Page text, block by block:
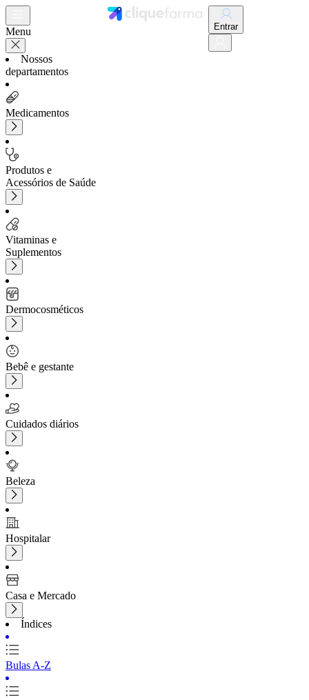
Menu
Nossos
departamentos
Medicamentos
Produtos e
Acessórios de Saúde
Vitaminas e
Suplementos
Dermocosméticos
Bebê e gestante
Cuidados diários
Beleza
Hospitalar
Casa e Mercado
Índices
Bulas A-Z
Entrar